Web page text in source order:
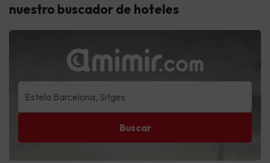
nuestro buscador de hoteles
Buscar